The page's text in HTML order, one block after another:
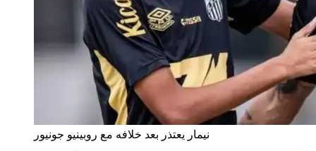
نيمار يعتذر بعد خلافه مع روبينيو جونيور